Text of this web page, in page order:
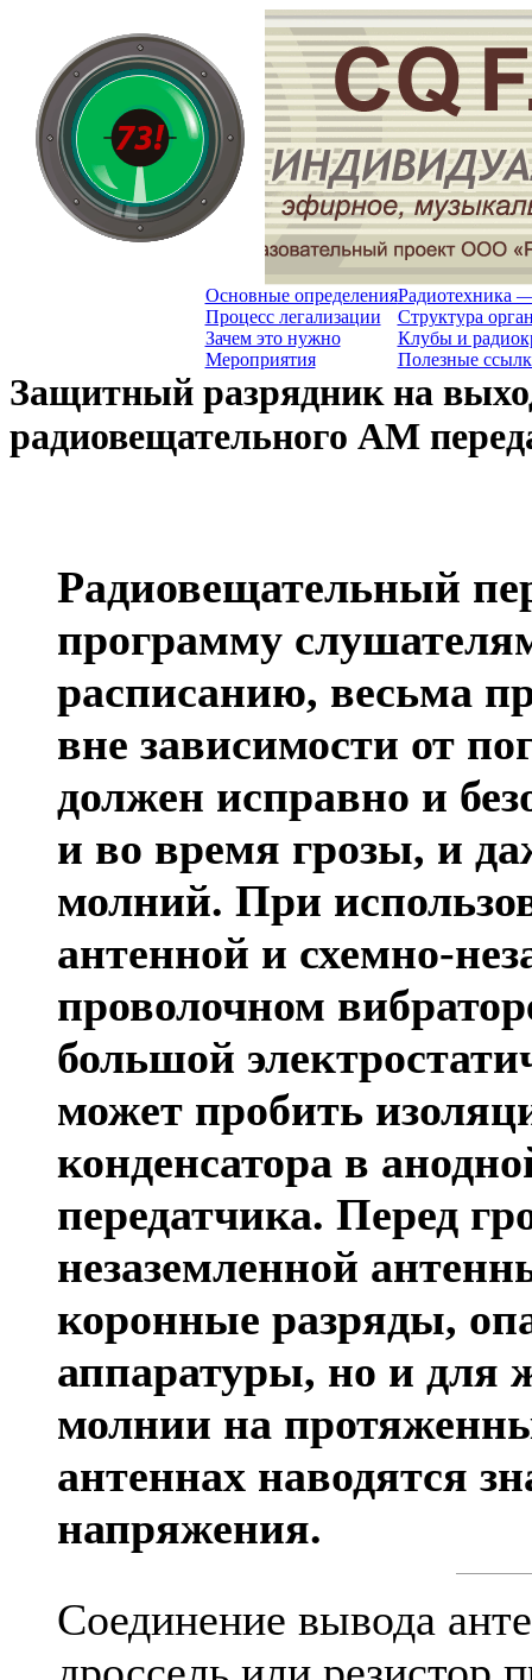
Основные определенияРадиотехника
Процесс легализации
Структура
Зачем это нужно
Клубы и
Мероприятия
Полезные
Защитный разрядник на
радиовещательного АМ
Радиовещательный
программу
расписанию, весьма
вне зависимости от
должен исправно и
и во время грозы, и
молний. При
антенной и схемно-
проволочном
большой
может пробить
конденсатора в
передатчика. Перед
незаземленной
коронные разряды,
аппаратуры, но и для
молнии на
антеннах наводятся
напряжения.
Соединение вывода